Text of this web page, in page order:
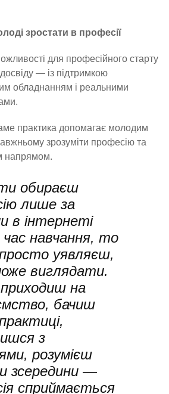
зростати в професії
для професійного старту
— із підтримкою
обладнанням і реальними
практика допомагає молодим
зрозуміти професію та
напрямом.
обираєш
лише за
в інтернеті
час навчання, то
уявляєш,
виглядати.
на
бачиш
з
розумієш
зсередини —
сприймається